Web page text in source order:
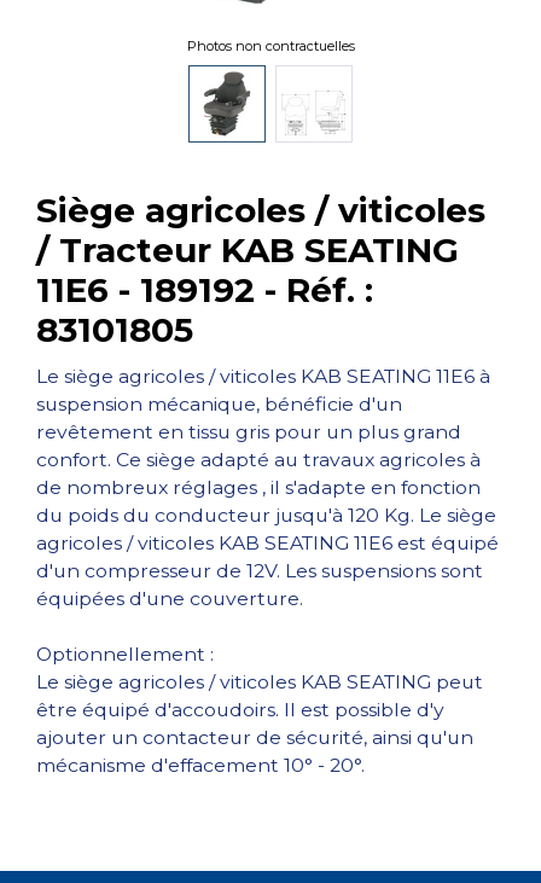
Siège agricoles / viticoles
/ Tracteur KAB SEATING
11E6 - 189192 - Réf. :
83101805
Le siège agricoles / viticoles KAB SEATING 11E6 à
suspension mécanique, bénéficie d'un
revêtement en tissu gris pour un plus grand
confort. Ce siège adapté au travaux agricoles à
de nombreux réglages , il s'adapte en fonction
du poids du conducteur jusqu'à 120 Kg. Le siège
agricoles / viticoles KAB SEATING 11E6 est équipé
d'un compresseur de 12V. Les suspensions sont
équipées d'une couverture.
Optionnellement :
Le siège agricoles / viticoles KAB SEATING peut
être équipé d'accoudoirs. Il est possible d'y
ajouter un contacteur de sécurité, ainsi qu'un
mécanisme d'effacement 10° - 20°.
Photos non contractuelles